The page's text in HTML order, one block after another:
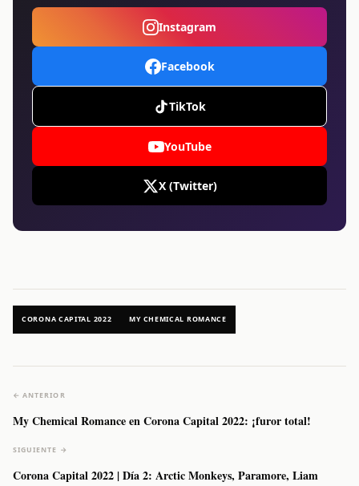
Instagram
Facebook
TikTok
YouTube
X (Twitter)
CORONA CAPITAL 2022 MY CHEMICAL ROMANCE
← ANTERIOR
My Chemical Romance en Corona Capital 2022: ¡furor total!
SIGUIENTE →
Corona Capital 2022 | Día 2: Arctic Monkeys, Paramore, Liam